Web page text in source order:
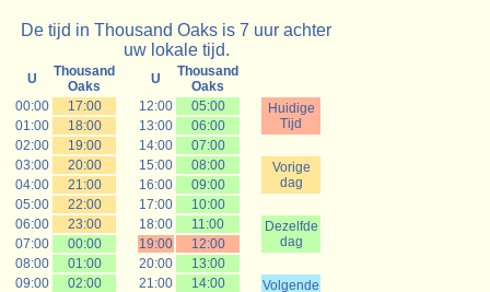
De tijd in Thousand Oaks is 7 uur achter
uw lokale tijd.
U
Thousand
Oaks
U
Thousand
Oaks
00:00
17:00 12:00 05:00
Huidige
Tijd
01:00 18:00 13:00
06:00
02:00
19:00 14:00
07:00
03:00
20:00 15:00 08:00
Vorige
dag
04:00 21:00 16:00
09:00
05:00
22:00 17:00
10:00
06:00
23:00 18:00 11:00
Dezelfde
dag
07:00 00:00 19:00
12:00
08:00
01:00 20:00
13:00
09:00
02:00 21:00 14:00 Volgende